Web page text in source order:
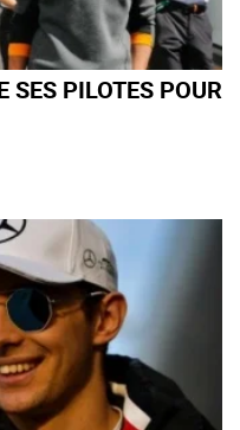
PILOTES POUR